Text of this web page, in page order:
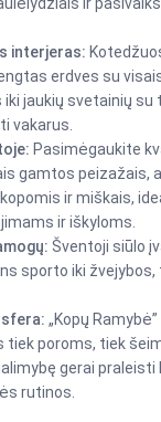
interjeras:
erdves su
jaukių svetainių su
vakarus.
Pasimėgaukite
gamtos peizažais,
ir miškais,
ir iškyloms.
Šventoji siūlo
sporto iki
„Kopų
tiek poroms, tiek
gerai praleisti
rutinos.